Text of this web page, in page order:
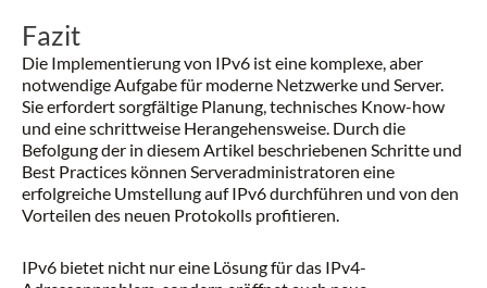
Fazit
Die Implementierung von IPv6 ist eine komplexe, aber
notwendige Aufgabe für moderne Netzwerke und Server.
Sie erfordert sorgfältige Planung, technisches Know-how
und eine schrittweise Herangehensweise. Durch die
Befolgung der in diesem Artikel beschriebenen Schritte und
Best Practices können Serveradministratoren eine
erfolgreiche Umstellung auf IPv6 durchführen und von den
Vorteilen des neuen Protokolls profitieren.
IPv6 bietet nicht nur eine Lösung für das IPv4-